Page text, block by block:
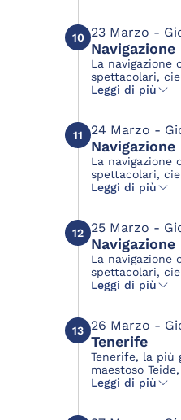
10 23 Marzo -
Navigazione
La navigazione
spettacolari,
Leggi di più
11 24 Marzo -
Navigazione
La navigazione
spettacolari,
Leggi di più
12 25 Marzo -
Navigazione
La navigazione
spettacolari,
Leggi di più
13 26 Marzo -
Tenerife
Tenerife, la più
maestoso
Leggi di più